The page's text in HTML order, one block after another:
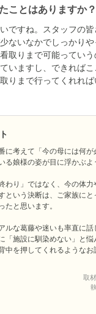
ことはありますか？
ですね。スタッフの
ないなかでしっかりや
取りまで可能ってい
いますし、できれば
りまで行ってくれれ
に考えて「今の母には何が
る娘様の姿が目に浮かぶよ
わり」ではなく、今の体
という決断は、ご家族にと
たと思います。
ルな葛藤や迷いも率直に話
「施設に馴染めない」と悩
中を押してくれるようなお
取